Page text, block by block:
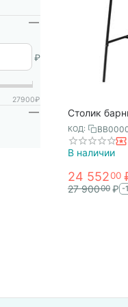
Столик
Bergenson
КОД:
В наличии
24 55200
27 90000 ₽ -
₽
27900₽